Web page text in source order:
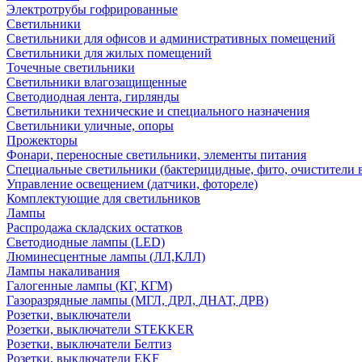
Электротрубы гофрированные
Светильники
Светильники для офисов и административных помещений
Светильники для жилых помещений
Точечные светильники
Светильники влагозащищенные
Светодиодная лента, гирлянды
Светильники технические и специального назначения
Светильники уличные, опоры
Прожекторы
Фонари, переносные светильники, элементы питания
Специальные светильники (бактерицидные, фито, очистители
Управление освещением (датчики, фотореле)
Комплектующие для светильников
Лампы
Распродажа складских остатков
Светодиодные лампы (LED)
Люминесцентные лампы (ЛЛ,КЛЛ)
Лампы накаливания
Галогенные лампы (КГ, КГМ)
Газоразрядные лампы (МГЛ, ДРЛ, ДНАТ, ДРВ)
Розетки, выключатели
Розетки, выключатели STEKKER
Розетки, выключатели Белтиз
Розетки, выключатели EKF